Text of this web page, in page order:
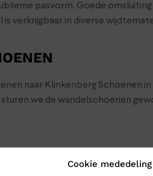
Cookie mededeling
pasvorm. Goede
verkrijgbaar in diverse
naar Klinkenberg
we de wandelschoenen